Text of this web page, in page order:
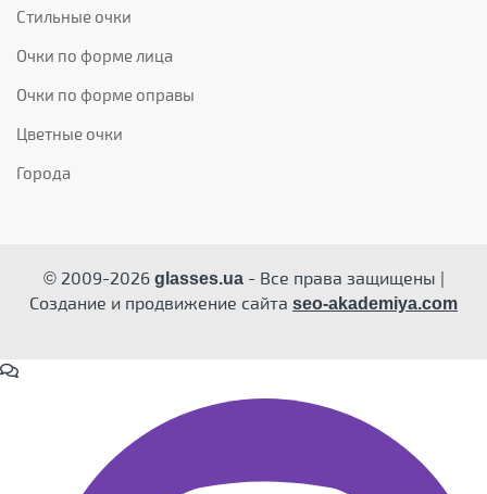
Стильные очки
Очки по форме лица
Очки по форме оправы
Цветные очки
Города
© 2009-2026glasses.ua- Все права защищены |
Создание и продвижение сайта seo-akademiya.com